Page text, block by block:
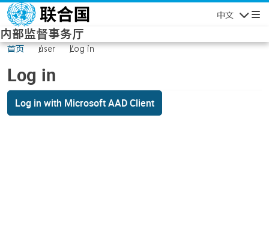
Skip to main content
中文
内部监督事务厅
首页 user Log in
Log in
Log in with Microsoft AAD Client